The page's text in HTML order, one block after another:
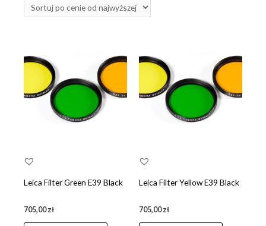
do
niskiej
Leica Filter Green E39 Black
705,00zł
Leica Filter Yellow E39 Black
705,00zł